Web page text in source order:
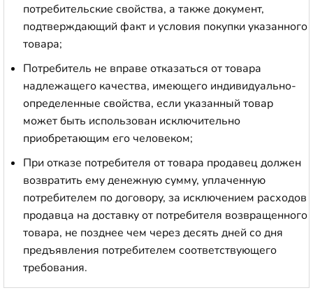
потребительские свойства, а также документ,
подтверждающий факт и условия покупки указанного
товара;
Потребитель не вправе отказаться от товара
надлежащего качества, имеющего индивидуально-
определенные свойства, если указанный товар
может быть использован исключительно
приобретающим его человеком;
При отказе потребителя от товара продавец должен
возвратить ему денежную сумму, уплаченную
потребителем по договору, за исключением расходов
продавца на доставку от потребителя возвращенного
товара, не позднее чем через десять дней со дня
предъявления потребителем соответствующего
требования.